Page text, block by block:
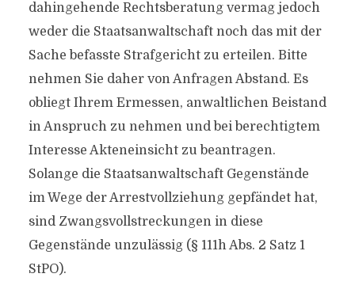
dahingehende Rechtsberatung vermag jedoch
weder die Staatsanwaltschaft noch das mit der
Sache befasste Strafgericht zu erteilen. Bitte
nehmen Sie daher von Anfragen Abstand. Es
obliegt Ihrem Ermessen, anwaltlichen Beistand
in Anspruch zu nehmen und bei berechtigtem
Interesse Akteneinsicht zu beantragen.
Solange die Staatsanwaltschaft Gegenstände
im Wege der Arrestvollziehung gepfändet hat,
sind Zwangsvollstreckungen in diese
Gegenstände unzulässig (§ 111h Abs. 2 Satz 1
StPO).